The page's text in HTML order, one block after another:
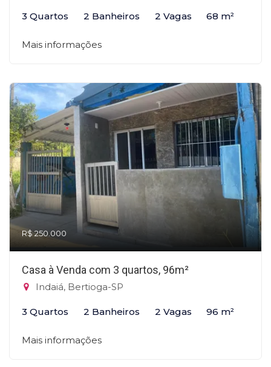
3 Quartos 2 Banheiros 2 Vagas 68 m²
Mais informações
R$ 250.000
Casa à Venda com 3 quartos, 96m²
Indaiá, Bertioga-SP
3 Quartos 2 Banheiros 2 Vagas 96 m²
Mais informações